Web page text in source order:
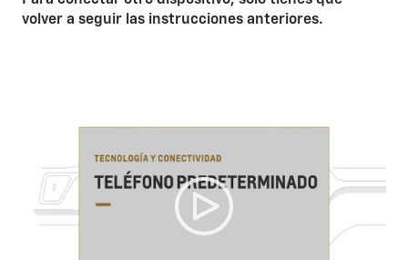
volver a seguir las instrucciones anteriores.